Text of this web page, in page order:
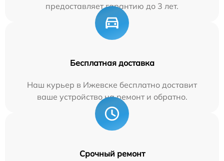
предоставляет гарантию до 3 лет.
Бесплатная доставка
Наш курьер в Ижевске бесплатно доставит
ваше устройство на ремонт и обратно.
Срочный ремонт